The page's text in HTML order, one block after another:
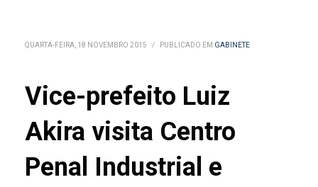
QUARTA-FEIRA, 18 NOVEMBRO 2015 / PUBLICADO EM GABINETE
Vice-prefeito Luiz
Akira visita Centro
Penal Industrial e